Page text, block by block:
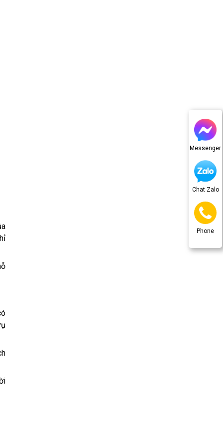
Messenger
Chat Zalo
Phone